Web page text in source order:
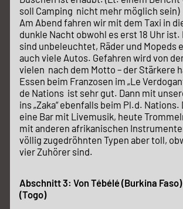
soll Camping nicht mehr möglich sein)
Am Abend fahren wir mit dem Taxi in
dunkle Nacht obwohl es erst 18 Uhr ist.
sind unbeleuchtet, Räder und Mopeds
auch viele Autos. Gefahren wird von
vielen nach dem Motto – der Stärkere
Essen beim Franzosen im „Le
de Nations ist sehr gut. Dann mit
ins „Zaka“ ebenfalls beim Pl.d. Nations.
eine Bar mit Livemusik, heute
mit anderen afrikanischen
völlig zugedröhnten Typen aber toll,
vier Zuhörer sind.
Abschnitt 3: Von Tébélé (Burkina
(Togo)